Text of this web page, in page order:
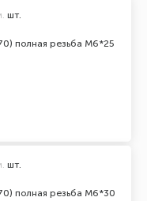
полная резьба М6*25
шт.
полная резьба М6*30
шт.